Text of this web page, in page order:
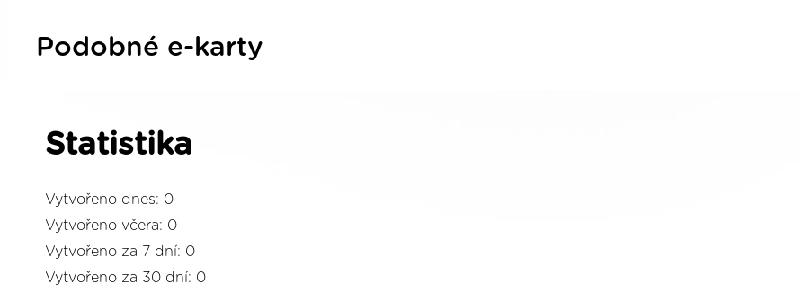
Podobné e-karty
Statistika
Vytvořeno dnes: 0
Vytvořeno včera: 0
Vytvořeno za 7 dní: 0
Vytvořeno za 30 dní: 0